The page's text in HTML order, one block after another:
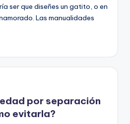
ser que diseñes un gatito, o en
Las manualidades
por separación
evitarla?